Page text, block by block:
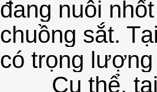
đang nuôi
chuồng sắt.
có trọng
Cụ thể,